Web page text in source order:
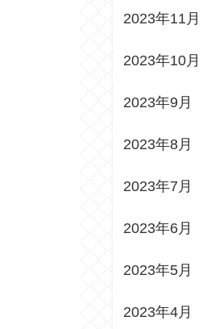
2023年11月
2023年10月
2023年9月
2023年8月
2023年7月
2023年6月
2023年5月
2023年4月